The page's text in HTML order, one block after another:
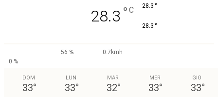
28.3 ° C 28.3 °
28.3 °
56 %
0.7kmh
0 %
DOM
33°
LUN
33°
MAR
32°
MER
33°
GIO
33°